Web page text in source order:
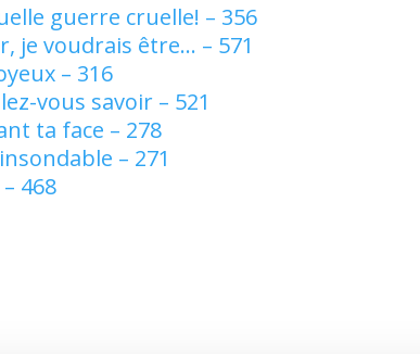
guerre cruelle! – 356
je voudrais être… – 571
– 316
vous savoir – 521
ta face – 278
– 271
468